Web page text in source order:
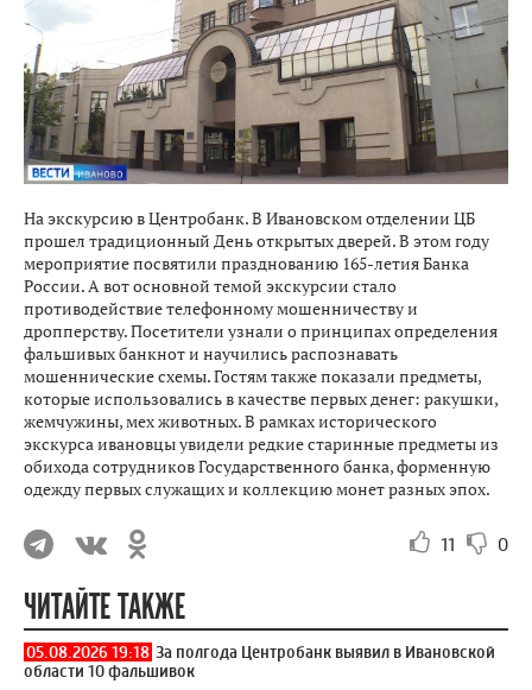
На экскурсию в Центробанк. В Ивановском отделении ЦБ
прошел традиционный День открытых дверей. В этом году
мероприятие посвятили празднованию 165-летия Банка
России. А вот основной темой экскурсии стало
противодействие телефонному мошенничеству и
дропперству. Посетители узнали о принципах определения
фальшивых банкнот и научились распознавать
мошеннические схемы. Гостям также показали предметы,
которые использовались в качестве первых денег: ракушки,
жемчужины, мех животных. В рамках исторического
экскурса ивановцы увидели редкие старинные предметы из
обихода сотрудников Государственного банка, форменную
одежду первых служащих и коллекцию монет разных эпох.
11 0
ЧИТАЙТЕ ТАКЖЕ
05.08.2026 19:18 За полгода Центробанк выявил в Ивановской
области 10 фальшивок